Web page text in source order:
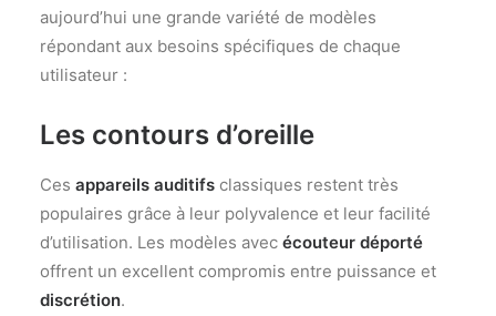
aujourd’hui une grande variété de modèles
répondant aux besoins spécifiques de chaque
utilisateur :
Les contours d’oreille
Ces appareils auditifs classiques restent très
populaires grâce à leur polyvalence et leur facilité
d’utilisation. Les modèles avec écouteur déporté
offrent un excellent compromis entre puissance et
discrétion.